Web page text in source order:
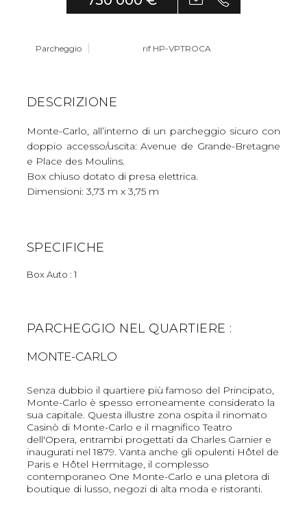
Parcheggio rif HP-VPTROCA
DESCRIZIONE
Monte-Carlo, all’interno di un parcheggio sicuro con
doppio accesso/uscita: Avenue de Grande-Bretagne
e Place des Moulins.
Box chiuso dotato di presa elettrica.
Dimensioni: 3,73 m x 3,75 m
SPECIFICHE
Box Auto : 1
PARCHEGGIO NEL QUARTIERE :
MONTE-CARLO
Senza dubbio il quartiere più famoso del Principato,
Monte-Carlo è spesso erroneamente considerato la
sua capitale. Questa illustre zona ospita il rinomato
Casinò di Monte-Carlo e il magnifico Teatro
dell'Opera, entrambi progettati da Charles Garnier e
inaugurati nel 1879. Vanta anche gli opulenti Hôtel de
Paris e Hôtel Hermitage, il complesso
contemporaneo One Monte-Carlo e una pletora di
boutique di lusso, negozi di alta moda e ristoranti.